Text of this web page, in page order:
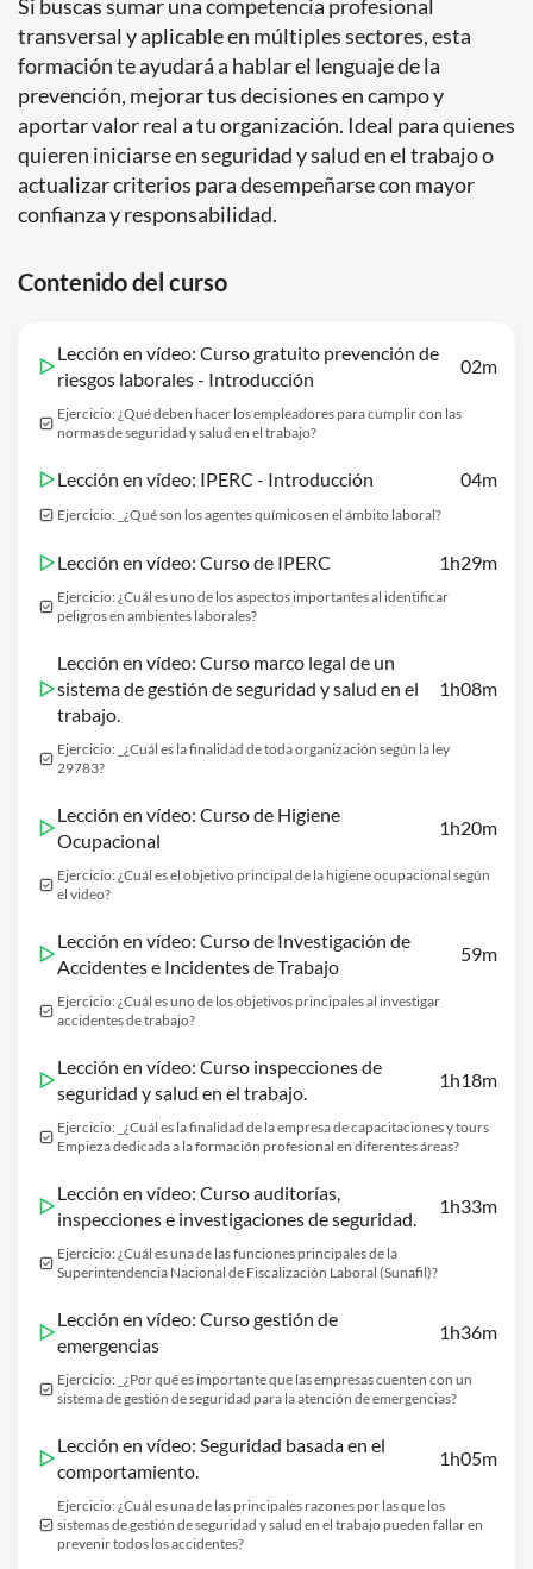
Si buscas sumar una competencia profesional
transversal y aplicable en múltiples sectores, esta
formación te ayudará a hablar el lenguaje de la
prevención, mejorar tus decisiones en campo y
aportar valor real a tu organización. Ideal para quienes
quieren iniciarse en seguridad y salud en el trabajo o
actualizar criterios para desempeñarse con mayor
confianza y responsabilidad.
Contenido del curso
Lección en vídeo: Curso gratuito prevención de
riesgos laborales - Introducción
02m
Ejercicio: ¿Qué deben hacer los empleadores para cumplir con las
normas de seguridad y salud en el trabajo?
Lección en vídeo: IPERC - Introducción 04m
Ejercicio: _¿Qué son los agentes químicos en el ámbito laboral?
Lección en vídeo: Curso de IPERC 1h29m
Ejercicio: ¿Cuál es uno de los aspectos importantes al identificar
peligros en ambientes laborales?
Lección en vídeo: Curso marco legal de un
sistema de gestión de seguridad y salud en el
trabajo.
1h08m
Ejercicio: _¿Cuál es la finalidad de toda organización según la ley
29783?
Lección en vídeo: Curso de Higiene
Ocupacional
1h20m
Ejercicio: ¿Cuál es el objetivo principal de la higiene ocupacional según
el video?
Lección en vídeo: Curso de Investigación de
Accidentes e Incidentes de Trabajo
59m
Ejercicio: ¿Cuál es uno de los objetivos principales al investigar
accidentes de trabajo?
Lección en vídeo: Curso inspecciones de
seguridad y salud en el trabajo.
1h18m
Ejercicio: _¿Cuál es la finalidad de la empresa de capacitaciones y tours
Empieza dedicada a la formación profesional en diferentes áreas?
Lección en vídeo: Curso auditorías,
inspecciones e investigaciones de seguridad.
1h33m
Ejercicio: ¿Cuál es una de las funciones principales de la
Superintendencia Nacional de Fiscalización Laboral (Sunafil)?
Lección en vídeo: Curso gestión de
emergencias
1h36m
Ejercicio: _¿Por qué es importante que las empresas cuenten con un
sistema de gestión de seguridad para la atención de emergencias?
Lección en vídeo: Seguridad basada en el
comportamiento.
1h05m
Ejercicio: ¿Cuál es una de las principales razones por las que los
sistemas de gestión de seguridad y salud en el trabajo pueden fallar en
prevenir todos los accidentes?